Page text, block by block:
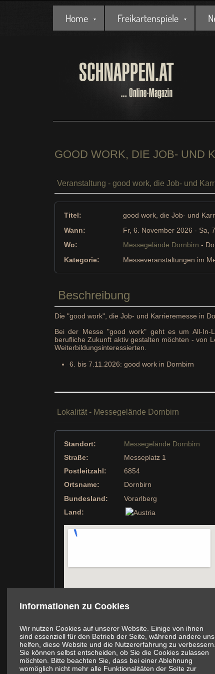
Informationen zu Cookies
Wir nutzen Cookies auf unserer Website. Einige von ihnen
sind essenziell für den Betrieb der Seite, während andere uns
helfen, diese Website und die Nutzererfahrung zu verbessern.
Sie können selbst entscheiden, ob Sie die Cookies zulassen
möchten. Bitte beachten Sie, dass bei einer Ablehnung
womöglich nicht mehr alle Funktionalitäten der Seite zur
Home Freikartenspiele
GOOD WORK, DIE JOB- UND
Veranstaltung - good work, die Job- und
Titel:
good work, die Job- und
Wann:
Fr, 6. November 2026 - Sa,
Wo:
Messegelände Dornbirn -
Kategorie:
Messeveranstaltungen im
Beschreibung
Die "good work", die Job- und Karrieremesse in
Bei der Messe "good work" geht es um All-In-
berufliche Zukunft aktiv gestalten möchten - von
Weiterbildungsinteressierten.
6. bis 7.11.2026: good work in Dornbirn
Lokalität - Messegelände Dornbirn
Standort:
Messegelände Dornbirn
Straße:
Messeplatz 1
Postleitzahl:
6854
Ortsname:
Dornbirn
Bundesland:
Vorarlberg
Land: